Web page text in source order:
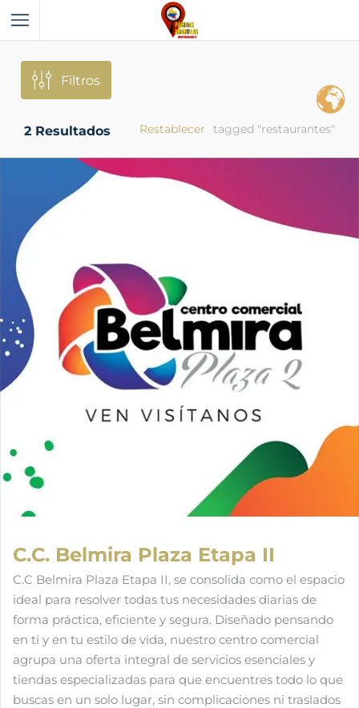
Filtros
2 Resultados tagged "restaurantes"
Restablecer
C.C. Belmira Plaza Etapa II
C.C Belmira Plaza Etapa II, se consolida como el espacio
ideal para resolver todas tus necesidades diarias de
forma práctica, eficiente y segura. Diseñado pensando
en ti y en tu estilo de vida, nuestro centro comercial
agrupa una oferta integral de servicios esenciales y
tiendas especializadas para que encuentres todo lo que
buscas en un solo lugar, sin complicaciones ni traslados